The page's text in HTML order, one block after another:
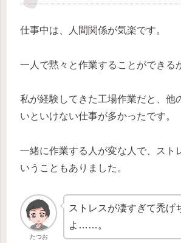
仕事中は、人間関係が気楽です。
一人で黙々と作業することができる
私が経験してきた工場作業だと、他
いといけない仕事が多かったです。
一緒に作業する人が変な人で、スト
いうこともありました。
たつお
ストレスが凄すぎて禿げ
よ……。